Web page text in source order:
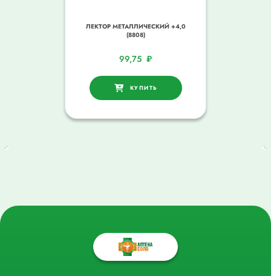
ЛЕКТОР МЕТАЛЛИЧЕСКИЙ +4,0
(8808)
99,75 ₽
КУПИТЬ